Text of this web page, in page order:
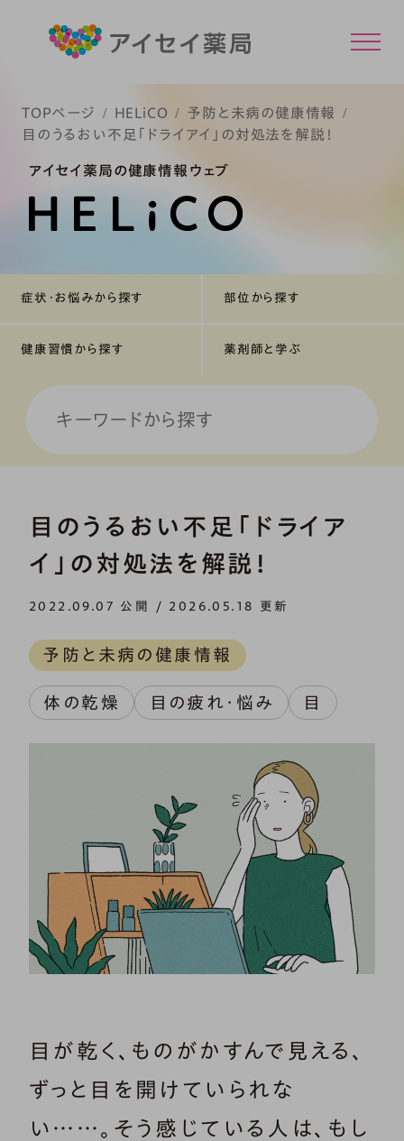
TOPページ HELiCO
予防と未病の健康情報
目のうるおい不足「ドライアイ」の対処法を解説！
アイセイ薬局の健康情報ウェブ
症状・お悩みから探す 部位から探す
健康習慣から探す 薬剤師と学ぶ
目のうるおい不足「ドライア
イ」の対処法を解説！
2022.09.07 公開 / 2026.05.18 更新
予防と未病の健康情報
体の乾燥 目の疲れ・悩み 目
目が乾く、ものがかすんで見える、
ずっと目を開けていられな
い……。そう感じている人は、もし